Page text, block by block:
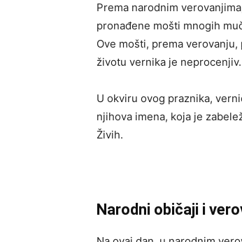
Prema narodnim
pronađene mošti mnogih
Ove mošti, prema
životu vernika je neprocenjiv.
U okviru ovog praznika,
njihova imena, koja je
Živih.
Narodni običaji i